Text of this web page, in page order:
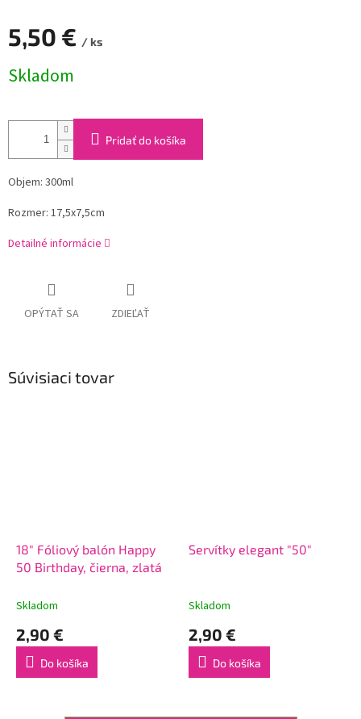
5,50 € / ks
cena:
Skladom
Pridať do košíka
Objem: 300ml
Rozmer: 17,5x7,5cm
Detailné informácie
OPÝTAŤ SA ZDIEĽAŤ
Súvisiaci tovar
18" Fóliový balón Happy
50 Birthday, čierna, zlatá
Skladom
2,90 €
Do košíka
Servítky elegant "50"
Skladom
2,90 €
Do košíka